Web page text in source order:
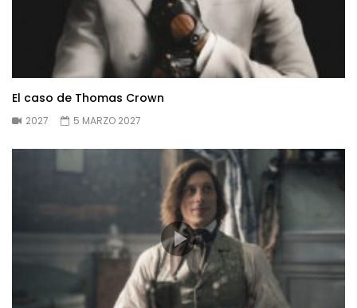
El caso de Thomas Crown
2027 5 MARZO 2027